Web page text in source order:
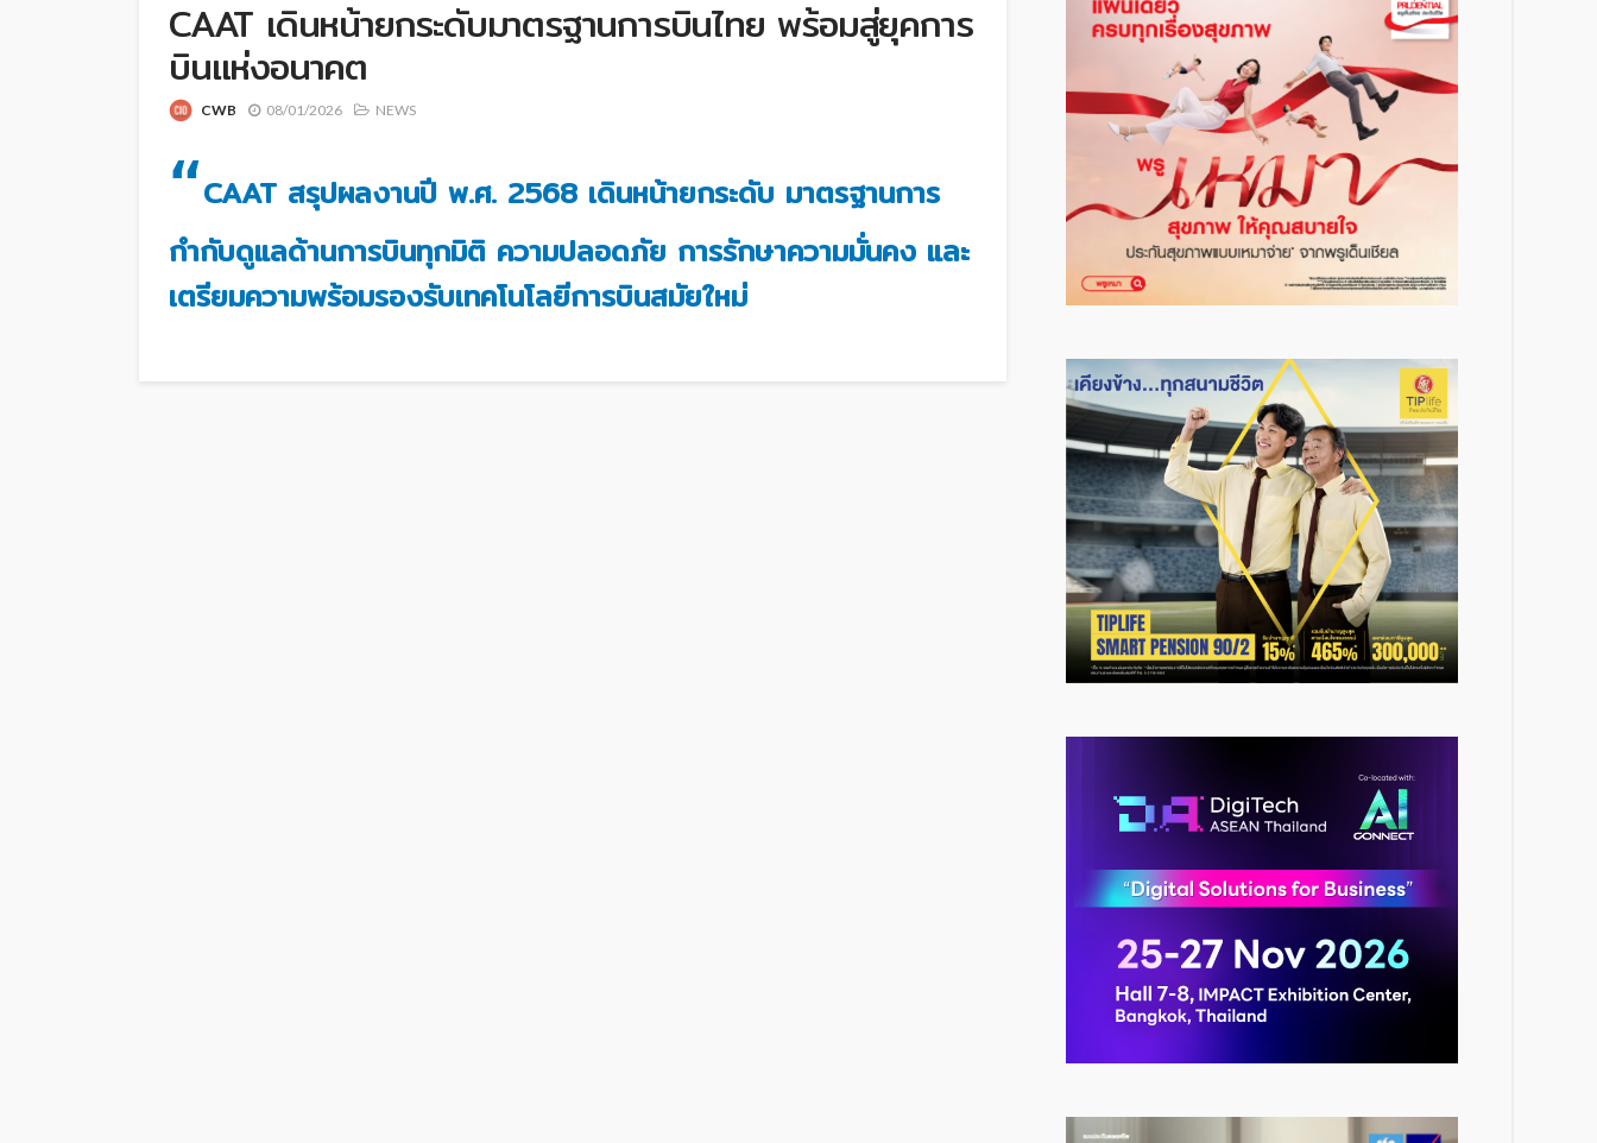
CAAT เดินหน้ายกระดับมาตรฐานการบินไทย พร้อมสู่ยุคการ
บินแห่งอนาคต
CWB 08/01/2026 NEWS
“CAAT สรุปผลงานปี พ.ศ. 2568 เดินหน้ายกระดับ มาตรฐานการ
กำกับดูแลด้านการบินทุกมิติ ความปลอดภัย การรักษาความมั่นคง และ
เตรียมความพร้อมรองรับเทคโนโลยีการบินสมัยใหม่